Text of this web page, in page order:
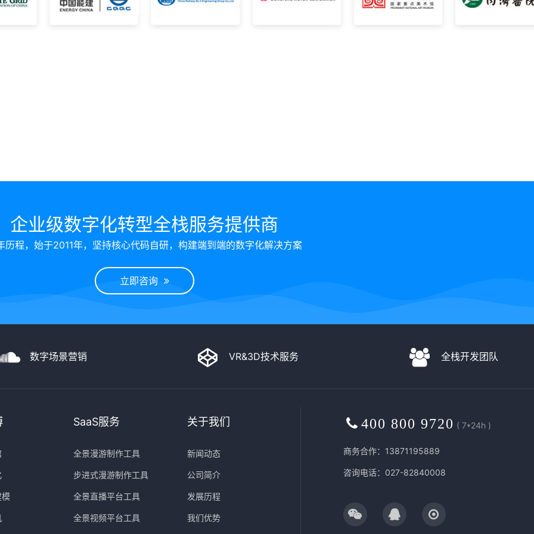
企业级数字化转型全栈服务提供商
历程，始于2011年，坚持核心代码自研，构建端到端的数字化解决方案
立即咨询
数字场景营销 VR&3D技术服务 全栈开发团队
模
SaaS服务
全景漫游制作工具
步进式漫游制作工具
全景直播平台工具
全景视频平台工具
关于我们
新闻动态
公司简介
发展历程
我们优势
400 800 9720 ( 7*24h )
商务合作：13871195889
咨询电话：027-82840008